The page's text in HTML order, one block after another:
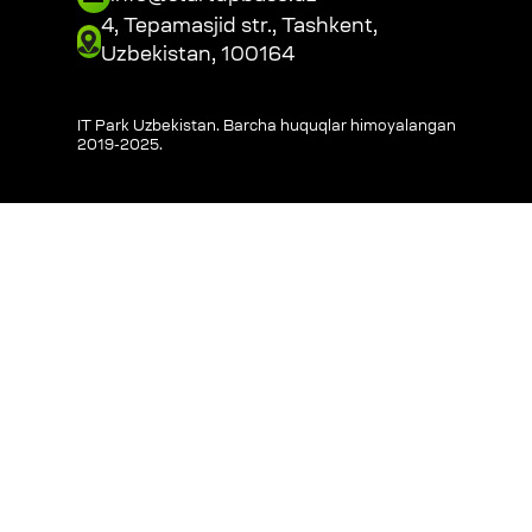
4, Tepamasjid str., Tashkent,
Uzbekistan, 100164
IT Park Uzbekistan. Barcha huquqlar himoyalangan
2019-2025.